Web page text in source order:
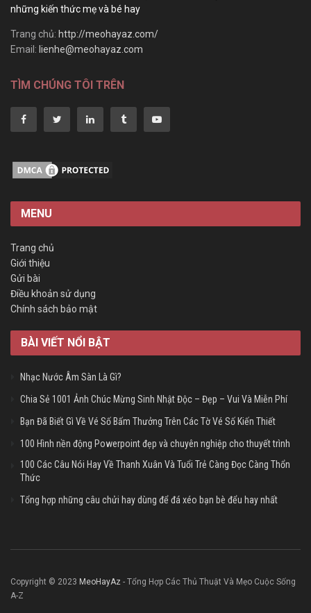
những kiến thức mẹ và bé hay
Trang chủ: http://meohayaz.com/
Email: lienhe@meohayaz.com
TÌM CHÚNG TÔI TRÊN
MENU
Trang chủ
Giới thiệu
Gửi bài
Điều khoản sử dụng
Chính sách bảo mật
BÀI VIẾT NỔI BẬT
Nhạc Nước Âm Sàn Là Gì?
Chia Sẻ 1001 Ảnh Chúc Mừng Sinh Nhật Độc – Đẹp – Vui Và Miễn Phí
Bạn Đã Biết Gì Về Vé Số Bấm Thưởng Trên Các Tờ Vé Số Kiến Thiết
100 Hình nền động Powerpoint đẹp và chuyên nghiệp cho thuyết trình
100 Các Câu Nói Hay Về Thanh Xuân Và Tuổi Trẻ Càng Đọc Càng Thổn
Thức
Tổng hợp những câu chửi hay dùng để đá xéo bạn bè đểu hay nhất
Copyright © 2023 MeoHayAz - Tổng Hợp Các Thủ Thuật Và Mẹo Cuộc Sống
A-Z